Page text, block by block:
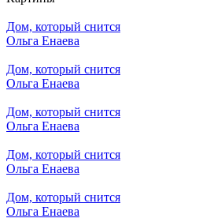
Дом, который снится
Ольга Енаева
Дом, который снится
Ольга Енаева
Дом, который снится
Ольга Енаева
Дом, который снится
Ольга Енаева
Дом, который снится
Ольга Енаева